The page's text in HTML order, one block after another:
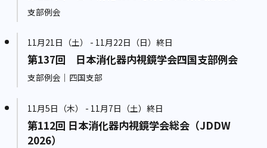
支部例会
11月21日（土） - 11月22日（日）終日
第137回 日本消化器内視鏡学会四国支部例会
支部例会｜四国支部
11月5日（木） - 11月7日（土）終日
第112回 日本消化器内視鏡学会総会（JDDW
2026）